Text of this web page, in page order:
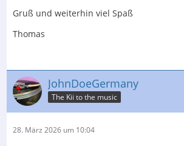
Gruß und weiterhin viel Spaß
Thomas
JohnDoeGermany
The Kii to the music
28. März 2026 um 10:04